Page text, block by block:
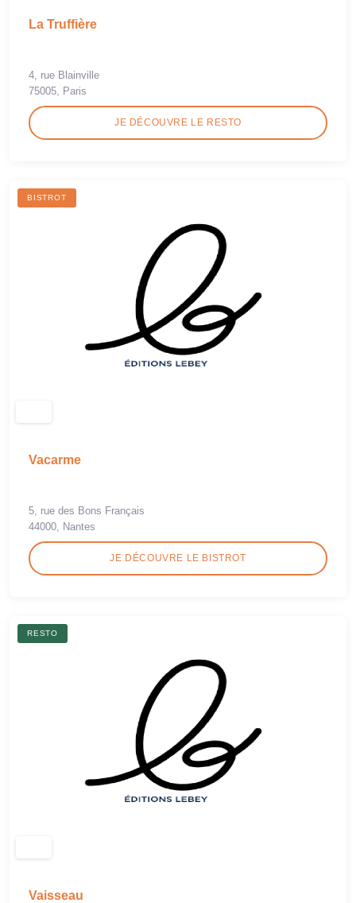
La Truffière
4, rue Blainville
75005, Paris
JE DÉCOUVRE LE RESTO
BISTROT
Vacarme
5, rue des Bons Français
44000, Nantes
JE DÉCOUVRE LE BISTROT
RESTO
Vaisseau